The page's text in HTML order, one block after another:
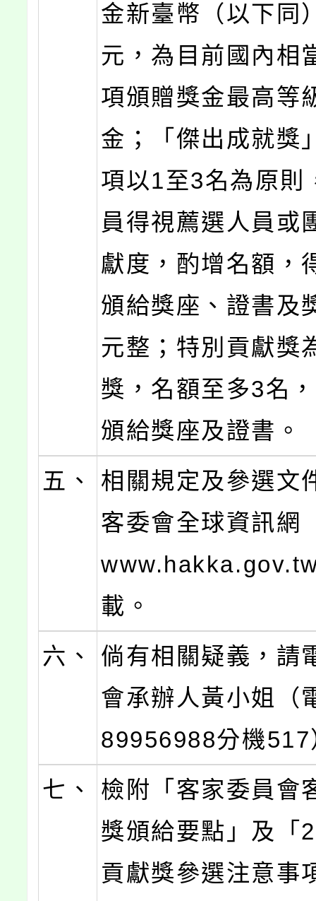
金新臺幣（以下同
元，為目前國內相
項頒贈獎金最高等
金；「傑出成就獎
項以1至3名為原則
員得視薦選人員或
獻度，酌增名額，
頒給獎座、證書及
元整；特別貢獻獎
獎，名額至多3名
頒給獎座及證書。
五、
相關規定及參選文
客委會全球資訊網
載。
六、
倘有相關疑義，請
會承辦人黃小姐（
89956988分機517
七、
檢附「客家委員會
獎頒給要點」及「
貢獻獎參選注意事